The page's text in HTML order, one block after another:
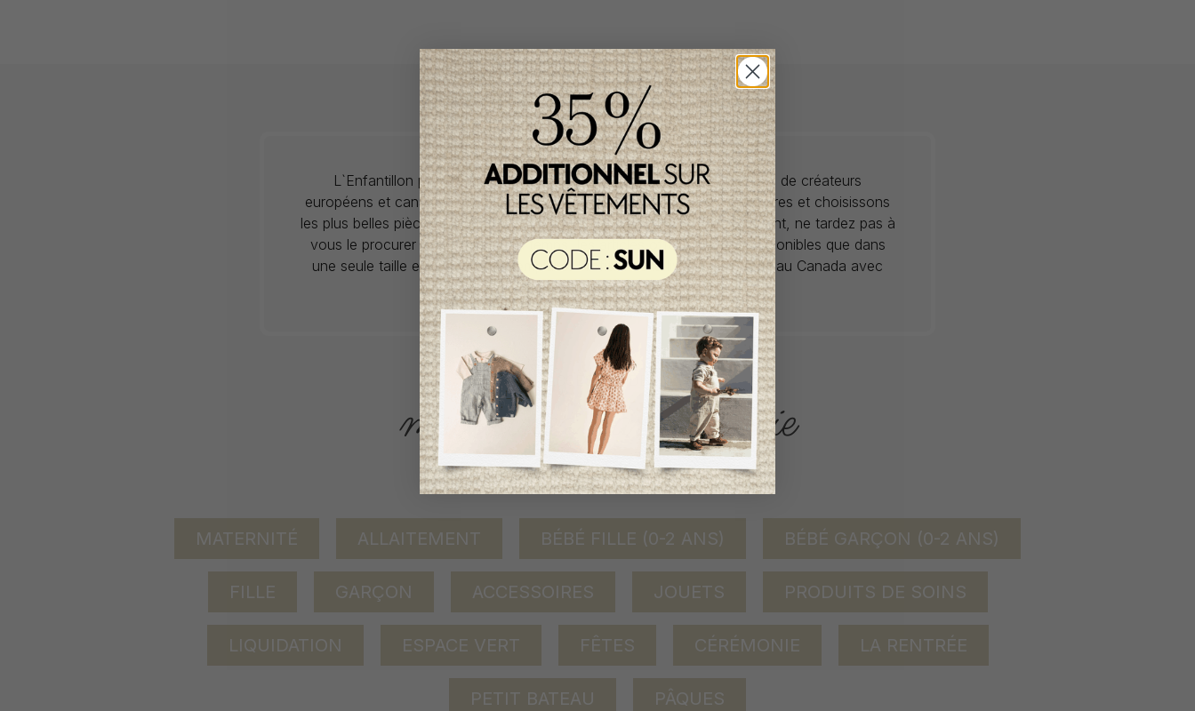
L`Enfantillon propose des collections pour de vêtements pour bébés de créateurs
européens et canadiens à prix imbattables. Nous dénichons les perles rares et choisissons
les plus belles pièces de saisons en saisons. Si un vêtement vous convient, ne tardez pas à
vous le procurer car la plupart du temps, les articles offerts ne sont disponibles que dans
une seule taille et en un seul exemplaire. Profitez de la livraison gratuite au Canada avec
tout achat de 100$ et plus avant taxes.
ACCÈS RAPIDE
magasinez par catégorie
MATERNITÉ ALLAITEMENT BÉBÉ FILLE (0-2 ANS) BÉBÉ GARÇON (0-2 ANS)
FILLE GARÇON ACCESSOIRES JOUETS PRODUITS DE SOINS
LIQUIDATION ESPACE VERT FÊTES CÉRÉMONIE LA RENTRÉE
PETIT BATEAU PÂQUES